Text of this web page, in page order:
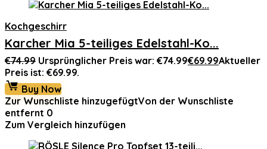
Kochgeschirr
Karcher Mia 5-teiliges Edelstahl-Ko...
€74.99 Ursprünglicher Preis war: €74.99€69.99Aktueller
Preis ist: €69.99.
Buy Now
Zur Wunschliste hinzugefügtVon der Wunschliste
entfernt 0
Zum Vergleich hinzufügen